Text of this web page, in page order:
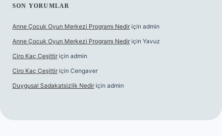
SON YORUMLAR
Anne Çocuk Oyun Merkezi Programı Nedir için admin
Anne Çocuk Oyun Merkezi Programı Nedir için Yavuz
Ciro Kaç Çeşittir için admin
Ciro Kaç Çeşittir için Cengaver
Duygusal Sadakatsizlik Nedir için admin